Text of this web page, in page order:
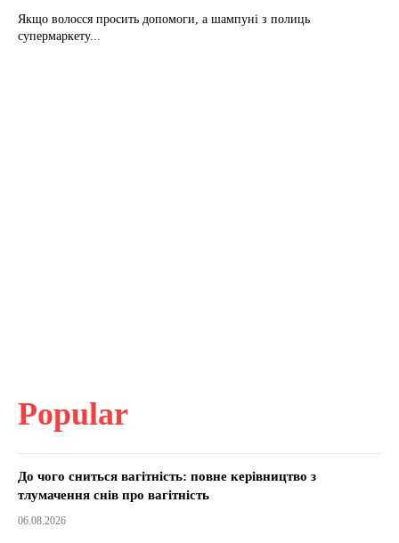
Якщо волосся просить допомоги, а шампуні з полиць
супермаркету...
Popular
До чого сниться вагітність: повне керівництво з
тлумачення снів про вагітність
06.08.2026